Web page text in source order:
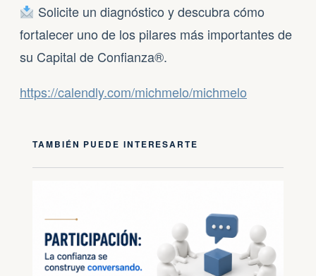
Solicite un diagnóstico y descubra cómo
fortalecer uno de los pilares más importantes de
su Capital de Confianza®.
https://calendly.com/michmelo/michmelo
TAMBIÉN PUEDE INTERESARTE